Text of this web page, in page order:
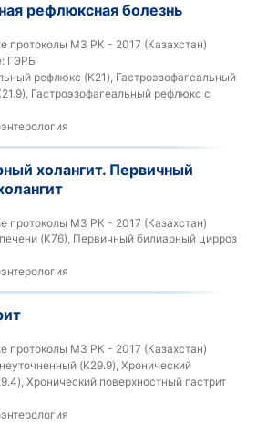
рефлюксная болезнь
протоколы МЗ РК - 2017 (Казахстан)
ГЭРБ
рефлюкс (K21), Гастроэзофагеальный
Гастроэзофагеальный рефлюкс с
холангит. Первичный
протоколы МЗ РК - 2017 (Казахстан)
(K76), Первичный билиарный цирроз
протоколы МЗ РК - 2017 (Казахстан)
(K29.9), Хронический
Хронический поверхностный гастрит